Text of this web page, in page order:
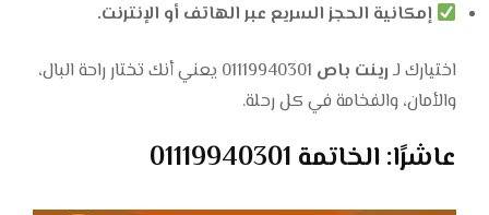
إمكانية الحجز السريع عبر الهاتف أو الإنترنت.
اختيارك لـرينت باص
01119940301 يعني أنك تختار راحة البال،
والأمان، والفخامة في كل رحلة.
عاشرًا: الخاتمة 01119940301